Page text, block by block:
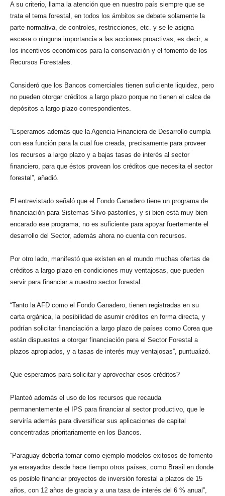
A su criterio, llama la atención que en nuestro país siempre que se
trata el tema forestal, en todos los ámbitos se debate solamente la
parte normativa, de controles, restricciones, etc. y se le asigna
escasa o ninguna importancia a las acciones proactivas, es decir; a
los incentivos económicos para la conservación y el fomento de los
Recursos Forestales.
Consideró que los Bancos comerciales tienen suficiente liquidez, pero
no pueden otorgar créditos a largo plazo porque no tienen el calce de
depósitos a largo plazo correspondientes.
“Esperamos además que la Agencia Financiera de Desarrollo cumpla
con esa función para la cual fue creada, precisamente para proveer
los recursos a largo plazo y a bajas tasas de interés al sector
financiero, para que éstos provean los créditos que necesita el sector
forestal”, añadió.
El entrevistado señaló que el Fondo Ganadero tiene un programa de
financiación para Sistemas Silvo-pastoriles, y si bien está muy bien
encarado ese programa, no es suficiente para apoyar fuertemente el
desarrollo del Sector, además ahora no cuenta con recursos.
Por otro lado, manifestó que existen en el mundo muchas ofertas de
créditos a largo plazo en condiciones muy ventajosas, que pueden
servir para financiar a nuestro sector forestal.
“Tanto la AFD como el Fondo Ganadero, tienen registradas en su
carta orgánica, la posibilidad de asumir créditos en forma directa, y
podrían solicitar financiación a largo plazo de países como Corea que
están dispuestos a otorgar financiación para el Sector Forestal a
plazos apropiados, y a tasas de interés muy ventajosas”, puntualizó.
Que esperamos para solicitar y aprovechar esos créditos?
Planteó además el uso de los recursos que recauda
permanentemente el IPS para financiar al sector productivo, que le
serviría además para diversificar sus aplicaciones de capital
concentradas prioritariamente en los Bancos.
“Paraguay debería tomar como ejemplo modelos exitosos de fomento
ya ensayados desde hace tiempo otros países, como Brasil en donde
es posible financiar proyectos de inversión forestal a plazos de 15
años, con 12 años de gracia y a una tasa de interés del 6 % anual”,